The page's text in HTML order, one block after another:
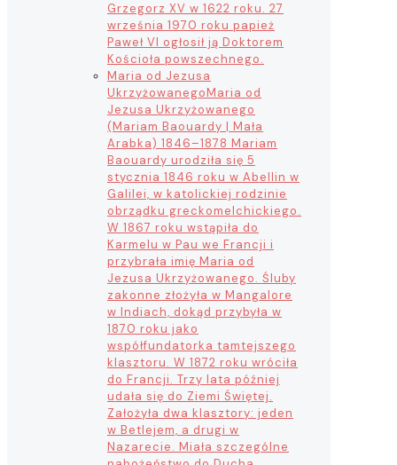
Grzegorz XV w 1622 roku. 27
września 1970 roku papież
Paweł VI ogłosił ją Doktorem
Kościoła powszechnego.
Maria od Jezusa
UkrzyżowanegoMaria od
Jezusa Ukrzyżowanego
(Mariam Baouardy | Mała
Arabka) 1846–1878 Mariam
Baouardy urodziła się 5
stycznia 1846 roku w Abellin w
Galilei, w katolickiej rodzinie
obrządku greckomelchickiego.
W 1867 roku wstąpiła do
Karmelu w Pau we Francji i
przybrała imię Maria od
Jezusa Ukrzyżowanego. Śluby
zakonne złożyła w Mangalore
w Indiach, dokąd przybyła w
1870 roku jako
współfundatorka tamtejszego
klasztoru. W 1872 roku wróciła
do Francji. Trzy lata później
udała się do Ziemi Świętej.
Założyła dwa klasztory: jeden
w Betlejem, a drugi w
Nazarecie. Miała szczególne